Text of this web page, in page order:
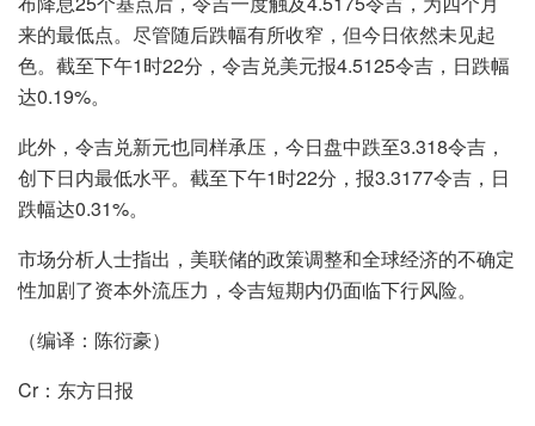
来的最低点。尽管随后跌幅有所收窄，但今日依然未见起
色。截至下午1时22分，令吉兑美元报4.5125令吉，日跌幅
达0.19%。
此外，令吉兑新元也同样承压，今日盘中跌至3.318令吉，
创下日内最低水平。截至下午1时22分，报3.3177令吉，日
跌幅达0.31%。
市场分析人士指出，美联储的政策调整和全球经济的不确定
性加剧了资本外流压力，令吉短期内仍面临下行风险。
（编译：陈衍豪）
Cr：东方日报